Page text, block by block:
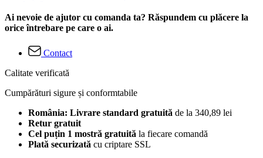
Ai nevoie de ajutor cu comanda ta? Răspundem cu plăcere la
orice întrebare pe care o ai.
Contact
Calitate verificată
Cumpărături sigure și conformtabile
România: Livrare standard gratuită de la 340,89 lei
Retur gratuit
Cel puțin 1 mostră gratuită la fiecare comandă
Plată securizată cu criptare SSL